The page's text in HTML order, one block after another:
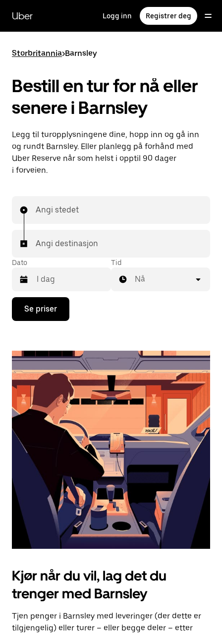
hovedinnholdet
Uber Logg inn Registrer deg
Storbritannia>Barnsley
Bestill en tur for nå eller
senere i Barnsley
Legg til turopplysningene dine, hopp inn og gå inn
og rundt Barnsley. Eller planlegg på forhånd med
Uber Reserve når som helst i opptil 90 dager
i forveien.
Angi stedet
Angi destinasjon
Dato
Trykk
piltast
åpne
og
velge
dato.
Trykk
på
Esc-
knappen
kalenderen.
Tid
Nå
Se priser
Kjør når du vil, lag det du
trenger med Barnsley
Tjen penger i Barnsley med leveringer (der dette er
tilgjengelig) eller turer – eller begge deler – etter